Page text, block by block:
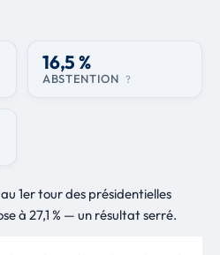
16,5 %
ABSTENTION ?
1er tour des présidentielles
à 27,1 % — un résultat serré.